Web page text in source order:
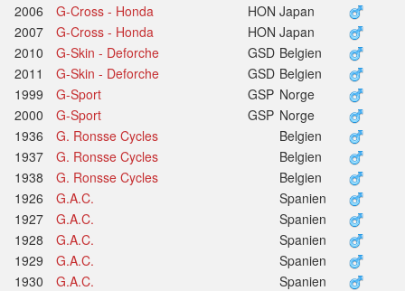
2006
G-Cross - Honda HON Japan
2007
G-Cross - Honda HON Japan
2010
G-Skin - Deforche GSD Belgien
2011
G-Skin - Deforche GSD Belgien
1999
G-Sport GSP Norge
2000
G-Sport GSP Norge
1936
G. Ronsse Cycles
Belgien
1937
G. Ronsse Cycles
Belgien
1938
G. Ronsse Cycles
Belgien
1926
G.A.C.
Spanien
1927
G.A.C.
Spanien
1928
G.A.C.
Spanien
1929
G.A.C.
Spanien
1930
G.A.C.
Spanien